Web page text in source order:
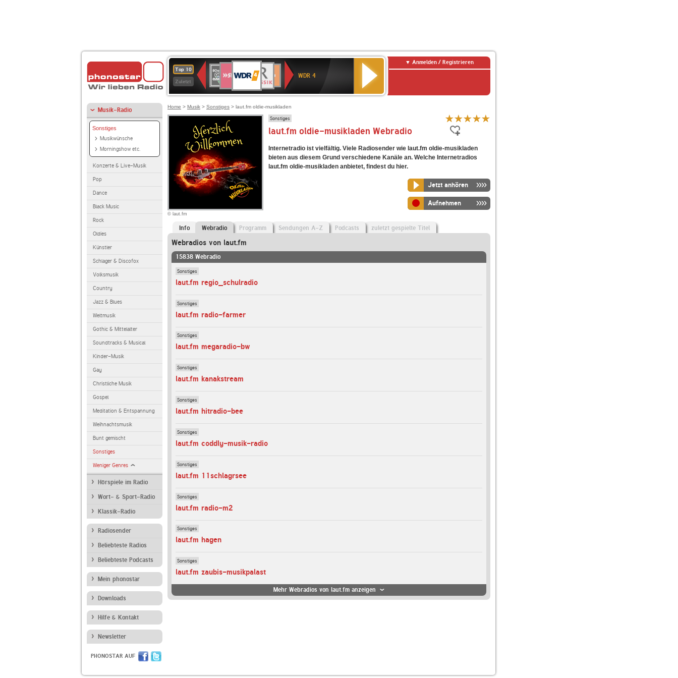
Top 10
Zuletzt
Deutschlandfunk
80er
90er
OLDIE
ANTENNE
4
KLASSIK
Deutschlandfunk
Kultur
Kultur
2
WDR 4
Anmelden / Registrieren
Musik-Radio
Sonstiges
Musikwünsche
Morningshow etc.
Konzerte & Live-Musik
Pop
Dance
Black Music
Rock
Oldies
Künstler
Schlager & Discofox
Volksmusik
Country
Jazz & Blues
Weltmusik
Gothic & Mittelalter
Soundtracks & Musical
Kinder-Musik
Gay
Christliche Musik
Gospel
Meditation & Entspannung
Weihnachtsmusik
Bunt gemischt
Sonstiges
Weniger Genres
Hörspiele im Radio
Wort- & Sport-Radio
Klassik-Radio
Radiosender
Beliebteste Radios
Beliebteste Podcasts
Mein phonostar
Downloads
Hilfe & Kontakt
Newsletter
PHONOSTAR AUF
Home > Musik > Sonstiges > laut.fm oldie-musikladen
© laut.fm
Sonstiges
laut.fm oldie-musikladen Webradio
Internetradio ist vielfältig. Viele Radiosender wie laut.fm oldie-musikladen
bieten aus diesem Grund verschiedene Kanäle an. Welche Internetradios
laut.fm oldie-musikladen anbietet, findest du hier.
Jetzt anhören
Aufnehmen
Info Webradio Programm Sendungen A-Z Podcasts zuletzt gespielte Titel
Webradios von laut.fm
15838 Webradio
Sonstiges
laut.fm regio_schulradio
Sonstiges
laut.fm radio-farmer
Sonstiges
laut.fm megaradio-bw
Sonstiges
laut.fm kanakstream
Sonstiges
laut.fm hitradio-bee
Sonstiges
laut.fm coddly-musik-radio
Sonstiges
laut.fm 11schlagrsee
Sonstiges
laut.fm radio-m2
Sonstiges
laut.fm hagen
Sonstiges
laut.fm zaubis-musikpalast
Mehr Webradios von laut.fm anzeigen